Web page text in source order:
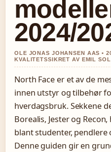
2024/
OLE JONAS JOHANSEN AAS •
KVALITETSSIKRET AV EMIL
North Face er et av de
innen utstyr og tilbehør
hverdagsbruk. Sekkene
Borealis, Jester og
blant studenter,
Denne guiden gir en